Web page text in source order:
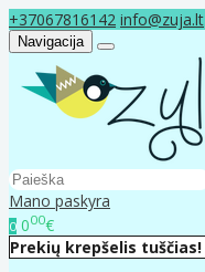
+37067816142 info@zuja.lt
Navigacija
Mano paskyra
0 000€
Prekių krepšelis tuščias!